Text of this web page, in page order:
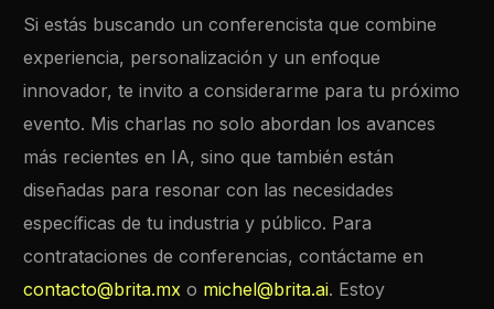
Si estás buscando un conferencista que combine
experiencia, personalización y un enfoque
innovador, te invito a considerarme para tu próximo
evento. Mis charlas no solo abordan los avances
más recientes en IA, sino que también están
diseñadas para resonar con las necesidades
específicas de tu industria y público. Para
contrataciones de conferencias, contáctame en
contacto@brita.mx o michel@brita.ai. Estoy